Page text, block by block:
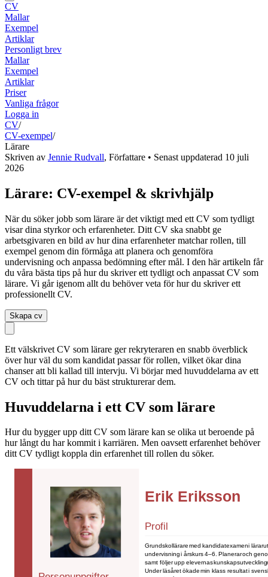
CV
Mallar
Exempel
Artiklar
Personligt brev
Mallar
Exempel
Artiklar
Priser
Vanliga frågor
Logga in
CV/
CV-exempel/
Lärare
Skriven av Jennie Rudvall, Författare • Senast uppdaterad 10 juli
2026
Lärare: CV-exempel & skrivhjälp
När du söker jobb som lärare är det viktigt med ett CV som tydligt
visar dina styrkor och erfarenheter. Ditt CV ska snabbt ge
arbetsgivaren en bild av hur dina erfarenheter matchar rollen, till
exempel genom din förmåga att planera och genomföra
undervisning och anpassa bedömning efter mål. I den här artikeln får
du våra bästa tips på hur du skriver ett tydligt och anpassat CV som
lärare. Vi går igenom allt du behöver veta för hur du skriver ett
professionellt CV.
Skapa cv
Ett välskrivet CV som lärare ger rekryteraren en snabb överblick
över hur väl du som kandidat passar för rollen, vilket ökar dina
chanser att bli kallad till intervju. Vi börjar med huvuddelarna av ett
CV och tittar på hur du bäst strukturerar dem.
Huvuddelarna i ett CV som lärare
Hur du bygger upp ditt CV som lärare kan se olika ut beroende på
hur långt du har kommit i karriären. Men oavsett erfarenhet behöver
ditt CV tydligt koppla din erfarenhet till rollen du söker.